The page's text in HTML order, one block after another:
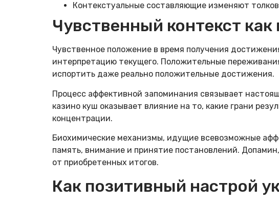
Контекстуальные составляющие изменяют
Чувственный контекст
Чувственное положение в время получения
интерпретацию текущего. Положительные
испортить даже реально положительные достижения.
Процесс аффективной запоминания связывает
казино куш оказывает влияние на то, какие грани
концентрации.
Биохимические механизмы, идущие всевозможные
память, внимание и принятие постановлений.
от приобретенных итогов.
Как позитивный настрой